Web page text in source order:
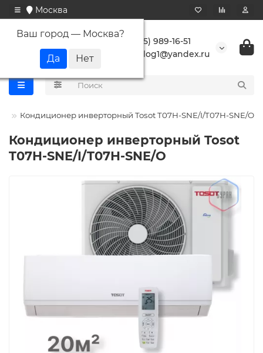
Москва
Ваш город — Москва?
+7 (495) 989-16-51
buranlog1@yandex.ru
Кондиционер инверторный Tosot T07H-SNE/I/T07H-SNE/O
Кондиционер инверторный Tosot
T07H-SNE/I/T07H-SNE/O